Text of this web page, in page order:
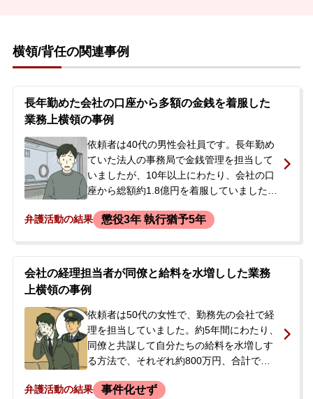
横領/背任の関連事例
長年勤めた会社の口座から多額の金銭を着服した
業務上横領の事例
依頼者は40代の男性会社員です。長年勤め
ていた法人の事務局で金銭管理を担当して
いましたが、10年以上にわたり、会社の口
座から総額約1.8億円を着服していました。
た。<br /> 発覚から約3年後に、過去の横領
の刑事手続きや会社との交渉について不安
を感じ、当事務所に相談。弁護士が初回接
見に向かいました。<br /> 接見の結果、依
頼者は容疑を認めており、その後、別件で
も再逮捕され、最終的に時効が成立してい
ない約3355万円の業務上横領罪で起訴され
ました。
弁護活動の結果 懲役3年 執行猶予5年
会社の経理担当者が同僚と給料を水増しした業務
上横領の事例
依頼者は50代の女性で、勤務先の会社で経
理を担当していました。約5年間にわたり、
同僚と共謀して自分たちの給料を水増しす
る方法で、それぞれ約800万円、合計で約
で退職した後、挨拶のために会社を訪れた
弁護活動の結果 事件化せず